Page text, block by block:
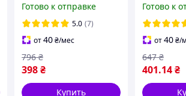
живота, корсет бандаж,
корсет после родов
Готово к отправке
5.0 (7)
от40₴/мес
398₴
796 ₴
Купить
женское
белье с
корсетом
Готово к
от40₴/
401.14₴
647 ₴